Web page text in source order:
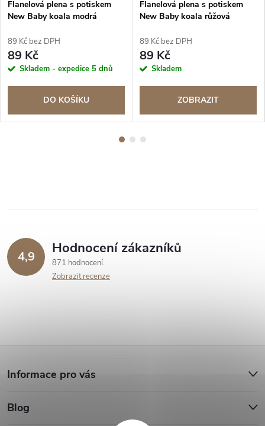
Flanelová plena s potiskem
New Baby koala modrá
89 Kč bez DPH
89 Kč
Skladem - expedice 5 dnů
DO KOŠÍKU
Flanelová plena s potiskem
New Baby koala růžová
89 Kč bez DPH
89 Kč
Skladem
ZOBRAZIT
4,9 Hodnocení zákazníků
871 hodnocení
Zobrazit recenze
p
Informace pro vás
Blog